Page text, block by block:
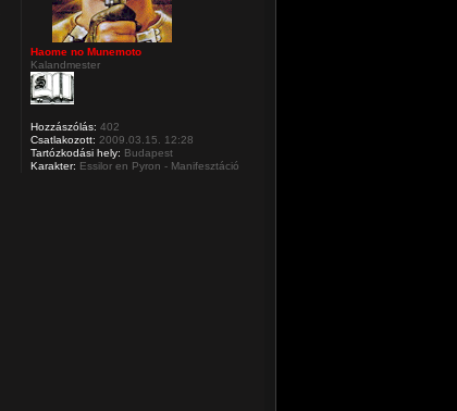
Haome no Munemoto
Kalandmester
Hozzászólás: 402
Csatlakozott: 2009.03.15. 12:28
Tartózkodási hely: Budapest
Karakter: Essilor en Pyron - Manifesztáció